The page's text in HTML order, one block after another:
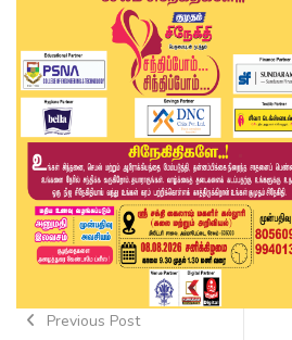
Previous Post